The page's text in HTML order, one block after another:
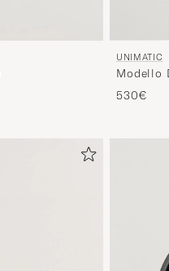
UNIMATIC
Modello
530€